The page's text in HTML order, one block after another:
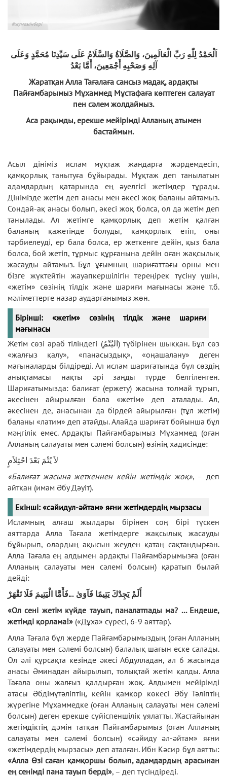
اَلْحَمْدُ لِلّٰهِ رَبِّ الْعَالَمِينَ، وَالصَّلَاةُ وَالسَّلَامُ عَلَى سَيِّدِنَا مُحَمَّدٍ وَعَلَى
آلِهِ وَصَحْبِهِ أَجْمَعِينَ، أَمَّا بَعْدُ
Жаратқан Алла Тағалаға сансыз мадақ, ардақты
Пайғамбарымыз Мұхаммед Мұстафаға көптеген салауат
пен сәлем жолдаймыз.
Аса рақымды, ерекше мейірімді Алланың атымен
бастаймын.
Асыл дініміз ислам мұқтаж жандарға жәрдемдесіп,
қамқорлық танытуға бұйырады. Мұқтаж деп танылатын
адамдардың қатарында ең әуелгісі жетімдер тұрады.
Дінімізде жетім деп анасы мен әкесі жоқ баланы айтамыз.
Сондай-ақ анасы болып, әкесі жоқ болса, ол да жетім деп
танылады. Ал жетімге қамқорлық деп жетім қалған
баланың қажетінде болуды, қамқорлық етіп, оны
тәрбиелеуді, ер бала болса, ер жеткенге дейін, қыз бала
болса, бой жетіп, тұрмыс құрғанына дейін оған жақсылық
жасауды айтамыз. Бұл ұғымның шариғаттағы орны мен
бізге жүктейтін жауапкершілігін тереңірек түсіну үшін,
«жетім» сөзінің тілдік және шариғи мағынасы және т.б.
мәліметтерге назар аударғанымыз жөн.
Бірінші: «жетім» сөзінің тілдік және шариғи
мағынасы
Жетім сөзі араб тіліндегі (اليُتْمُ) түбірінен шыққан. Бұл сөз
«жалғыз қалу», «панасыздық», «оңашалану» деген
мағыналарды білдіреді. Ал ислам шариғатында бұл сөздің
анықтамасы нақты әрі заңды түрде белгіленген.
Шариғатымызда: балиғат (ержету) жасына толмай тұрып,
әкесінен айырылған бала «жетім» деп аталады. Ал,
әкесінен де, анасынан да бірдей айырылған (тұл жетім)
баланы «латим» деп атайды. Алайда шариғат бойынша бұл
мәңгілік емес. Ардақты Пайғамбарымыз Мұхаммед (оған
Алланың салауаты мен сәлемі болсын) өзінің хадисінде:
لاَ يُتْمَ بَعْدَ احْتِلاَمٍ
«Балиғат жасына жеткеннен кейін жетімдік жоқ», – деп
айтқан (имам Әбу Дәуіт).
Екінші: «сәйидул-әйтам» яғни жетімдердің мырзасы
Исламның алғаш жылдары бірінен соң бірі түскен
аяттарда Алла Тағала жетімдерге жақсылық жасауды
бұйырып, олардың ақысын жеуден қатаң сақтандырған.
Алла Тағала ең алдымен ардақты Пайғамбарымызға (оған
Алланың салауаты мен сәлемі болсын) қаратып былай
дейді:
أَلَمْ يَجِدْكَ يَتِيمًا فَآوَىٰ ...فَأَمَّا الْيَتِيمَ فَلَا تَقْهَرْ
«Ол сені жетім күйде тауып, паналатпады ма? ... Ендеше,
жетімді қорлама!» («Дұха» сүресі, 6-9 аяттар).
Алла Тағала бұл жерде Пайғамбарымыздың (оған Алланың
салауаты мен сәлемі болсын) балалық шағын еске салады.
Ол әлі құрсақта кезінде әкесі Абдулладан, ал 6 жасында
анасы Әминадан айырылып, толықтай жетім қалды. Алла
Тағала оны жалғыз қалдырған жоқ. Алдымен мейірімді
атасы Әбдімүтәліптің, кейін қамқор көкесі Әбу Тәліптің
жүрегіне Мұхаммедке (оған Алланың салауаты мен сәлемі
болсын) деген ерекше сүйіспеншілік ұялатты. Жастайынан
жетімдіктің дәмін татқан Пайғамбарымыз (оған Алланың
салауаты мен сәлемі болсын) «сәйиду әл-әйтам» яғни
«жетімдердің мырзасы» деп аталған. Ибн Кәсир бұл аятты:
«Алла Өзі саған қамқоршы болып, адамдардың арасынан
ең сенімді пана тауып берді», – деп түсіндіреді.